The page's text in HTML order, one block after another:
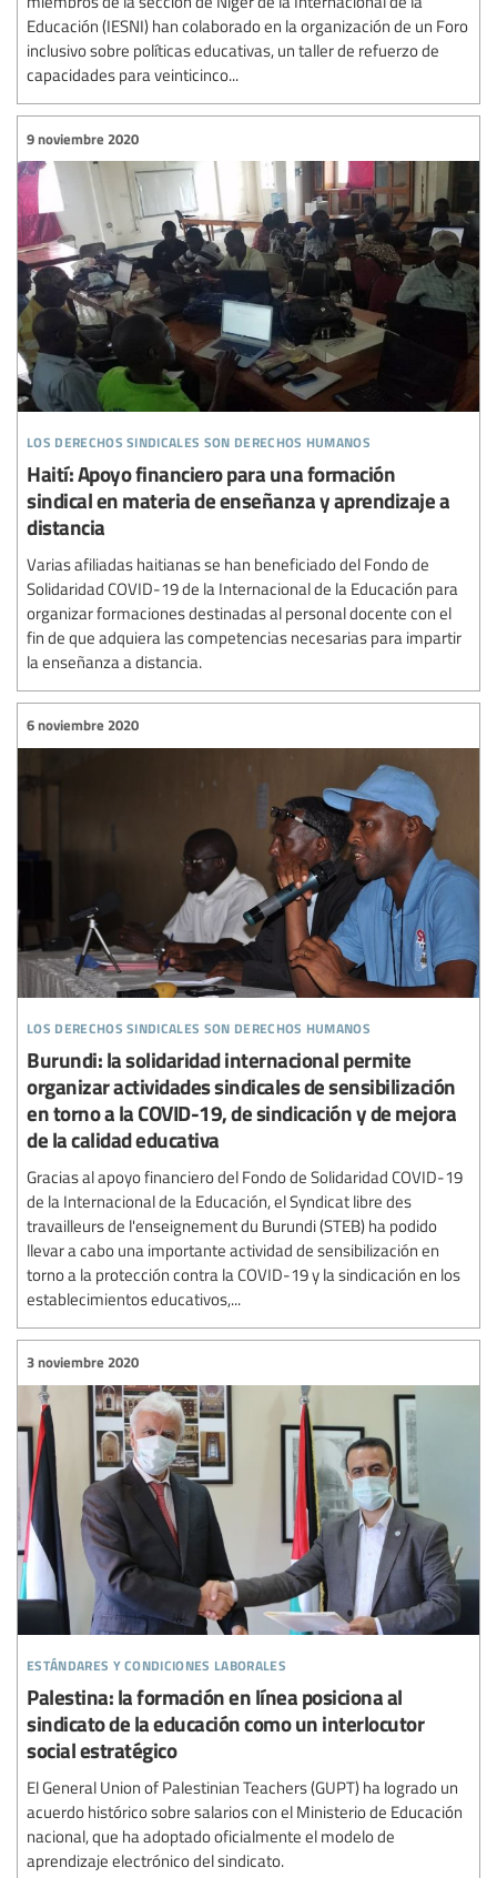
Educación (IESNI) han colaborado en la organización de un Foro
inclusivo sobre políticas educativas, un taller de refuerzo de
capacidades para veinticinco...
los derechos sindicales son derechos humanos
9 noviembre 2020
Haití: Apoyo financiero para una formación
sindical en materia de enseñanza y aprendizaje a
distancia
Varias afiliadas haitianas se han beneficiado del Fondo de
Solidaridad COVID-19 de la Internacional de la Educación para
organizar formaciones destinadas al personal docente con el
fin de que adquiera las competencias necesarias para impartir
la enseñanza a distancia.
los derechos sindicales son derechos humanos
6 noviembre 2020
Burundi: la solidaridad internacional permite
organizar actividades sindicales de sensibilización
en torno a la COVID-19, de sindicación y de mejora
de la calidad educativa
Gracias al apoyo financiero del Fondo de Solidaridad COVID-19
de la Internacional de la Educación, el Syndicat libre des
travailleurs de l'enseignement du Burundi (STEB) ha podido
llevar a cabo una importante actividad de sensibilización en
torno a la protección contra la COVID-19 y la sindicación en los
establecimientos educativos,...
estándares y condiciones laborales
3 noviembre 2020
Palestina: la formación en línea posiciona al
sindicato de la educación como un interlocutor
social estratégico
El General Union of Palestinian Teachers (GUPT) ha logrado un
acuerdo histórico sobre salarios con el Ministerio de Educación
nacional, que ha adoptado oficialmente el modelo de
aprendizaje electrónico del sindicato.